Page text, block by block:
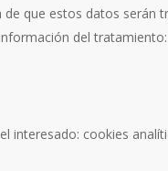
de que estos datos serán
del tratamiento:
interesado: cookies